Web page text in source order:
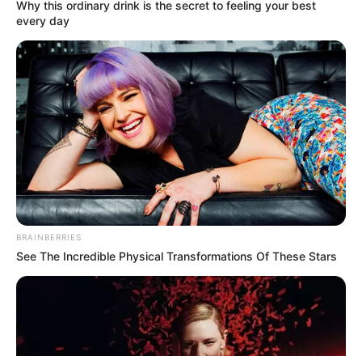
Tenemos todas las noticias que le
interesan. Para estar bien informado, por
favor, active las notificaciones de Alerta.
ACTIVAR AHORA
TEMAS DESTACADOS
CORTES DE LUZ EN BOLÍVAR
ALCALDÍA DE CARTAGENA
YAMIL ARANA
Why this ordinary drink is the secret to feeling your best
every day
BRAINBERRIES
See The Incredible Physical Transformations Of These Stars